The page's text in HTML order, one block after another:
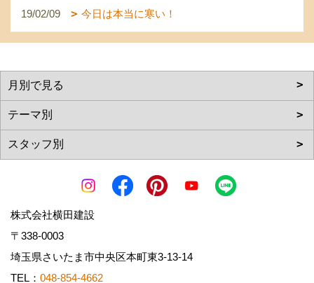
19/02/09 今日は本当に寒い！
株式会社横田建設
〒338-0003
埼玉県さいたま市中央区本町東3-13-14
TEL： 048-854-4662